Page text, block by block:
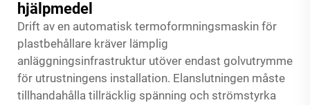
hjälpmedel
Drift av en automatisk termoformningsmaskin för
plastbehållare kräver lämplig
anläggningsinfrastruktur utöver endast golvutrymme
för utrustningens installation. Elanslutningen måste
tillhandahålla tillräcklig spänning och strömstyrka